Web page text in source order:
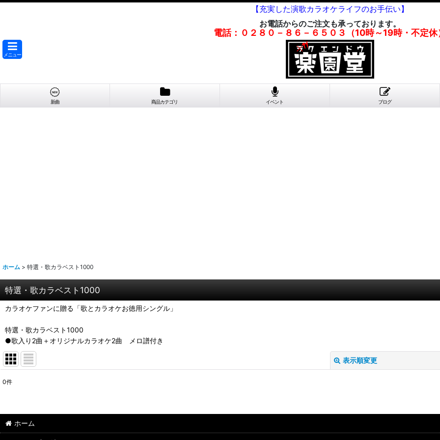
【充実した演歌カラオケライフのお手伝い】
お電話からのご注文も承っております。
電話：０２８０－８６－６５０３（10時～19時・不定休
メニュー
新曲 商品カテゴリ イベント ブログ
ホーム > 特選・歌カラベスト1000
特選・歌カラベスト1000
カラオケファンに贈る「歌とカラオケお徳用シングル」
特選・歌カラベスト1000
●歌入り2曲＋オリジナルカラオケ2曲 メロ譜付き
表示順変更
並び順:
0件
ホーム